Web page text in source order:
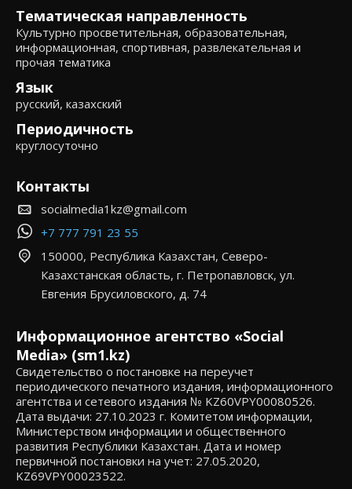
Тематическая направленность
Культурно просветительная, образовательная,
информационная, спортивная, развлекательная и
прочая тематика
Язык
русский, казахский
Периодичность
круглосуточно
Контакты
socialmedia1kz@gmail.com
+7 777 791 23 55
150000, Республика Казахстан, Северо-
Казахстанская область, г. Петропавловск, ул.
Евгения Брусиловского, д. 74
Информационное агентство «Social
Media» (sm1.kz)
Свидетельство о постановке на переучет
периодического печатного издания, информационного
агентства и сетевого издания № KZ60VPY00080526.
Дата выдачи: 27.10.2023 г. Комитетом информации,
Министерством информации и общественного
развития Республики Казахстан. Дата и номер
первичной постановки на учет: 27.05.2020,
KZ69VPY00023522.